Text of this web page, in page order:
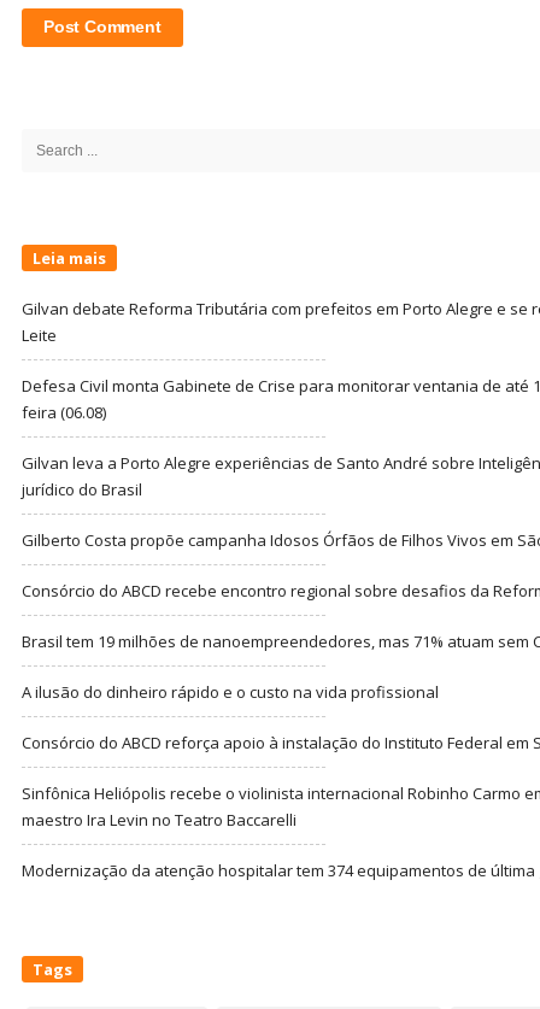
Search
Leia mais
Gilvan debate Reforma Tributária com prefeitos em Porto Alegre e se
Leite
Defesa Civil monta Gabinete de Crise para monitorar ventania de até
feira (06.08)
Gilvan leva a Porto Alegre experiências de Santo André sobre
jurídico do Brasil
Gilberto Costa propõe campanha Idosos Órfãos de Filhos Vivos em
Consórcio do ABCD recebe encontro regional sobre desafios da
Brasil tem 19 milhões de nanoempreendedores, mas 71% atuam sem
A ilusão do dinheiro rápido e o custo na vida profissional
Consórcio do ABCD reforça apoio à instalação do Instituto Federal em
Sinfônica Heliópolis recebe o violinista internacional Robinho Carmo
maestro Ira Levin no Teatro Baccarelli
Modernização da atenção hospitalar tem 374 equipamentos de última
Tags